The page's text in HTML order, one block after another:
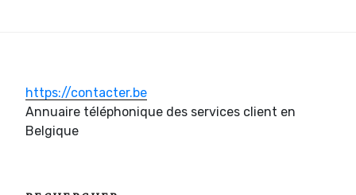
https://contacter.be
Annuaire téléphonique des services client en
Belgique